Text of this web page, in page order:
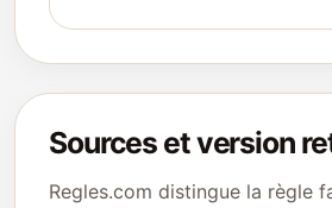
Sources et version
Regles.com distingue la règle